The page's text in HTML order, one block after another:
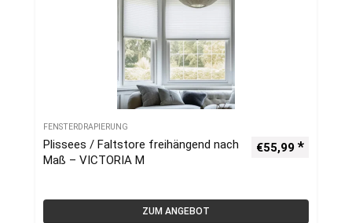
FENSTERDRAPIERUNG
Plissees / Faltstore freihängend nach
Maß – VICTORIA M
€55,99
ZUM ANGEBOT